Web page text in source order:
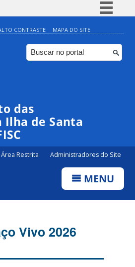
Simplifique!
Comunica BR
Participe
CONTRASTE MAPA DO SITE
das
Ilha de Santa
Área Restrita Administradores do Site
MENU
Vivo 2026